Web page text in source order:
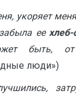
укоряет
еехлеб-
быть, от
люди»)